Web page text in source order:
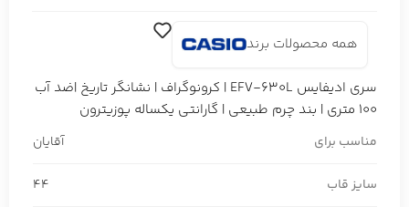
همه محصولات برند
سری ادیفایس EFV-630L | کرونوگراف | نشانگر تاریخ |ضد آب
100 متری | بند چرم طبیعی | گارانتی یکساله پوزیترون
مناسب برای آقایان
سایز قاب 44